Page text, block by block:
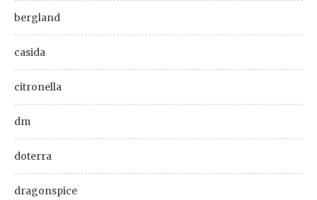
bergland
casida
citronella
dm
doterra
dragonspice